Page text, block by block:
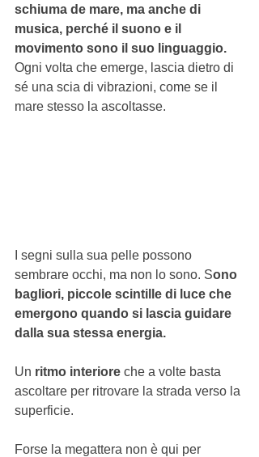
schiuma de mare, ma anche di
musica, perché il suono e il
movimento sono il suo linguaggio.
Ogni volta che emerge, lascia dietro di
sé una scia di vibrazioni, come se il
mare stesso la ascoltasse.
I segni sulla sua pelle possono
sembrare occhi, ma non lo sono. Sono
bagliori, piccole scintille di luce che
emergono quando si lascia guidare
dalla sua stessa energia.
Un ritmo interiore che a volte basta
ascoltare per ritrovare la strada verso la
superficie.
Forse la megattera non è qui per